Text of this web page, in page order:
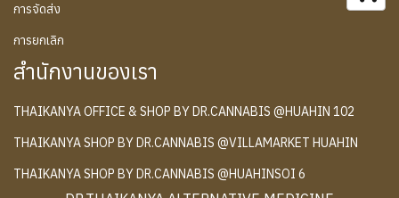
การจัดส่ง
การยกเลิก
สำนักงานของเรา
THAIKANYA OFFICE & SHOP BY DR.CANNABIS @HUAHIN 102
THAIKANYA SHOP BY DR.CANNABIS @VILLAMARKET HUAHIN
THAIKANYA SHOP BY DR.CANNABIS @HUAHINSOI 6